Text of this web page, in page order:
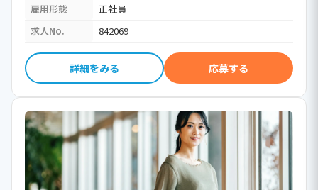
雇用形態
正社員
求人No.
842069
詳細をみる 応募する